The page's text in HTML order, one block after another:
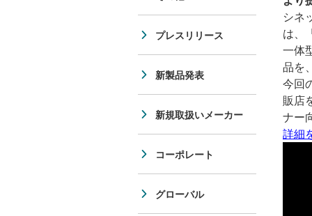
シネ
は、
一体
品を
今回
販店
ナー
詳細
プレスリリース
新製品発表
新規取扱いメーカー
コーポレート
グローバル